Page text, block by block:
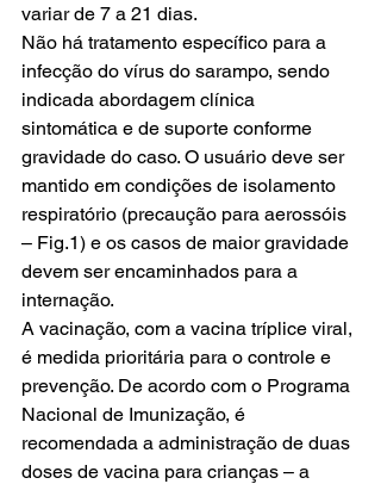
variar de 7 a 21 dias.
Não há tratamento específico para a
infecção do vírus do sarampo, sendo
indicada abordagem clínica
sintomática e de suporte conforme
gravidade do caso. O usuário deve ser
mantido em condições de isolamento
respiratório (precaução para aerossóis
– Fig.1) e os casos de maior gravidade
devem ser encaminhados para a
internação.
A vacinação, com a vacina tríplice viral,
é medida prioritária para o controle e
prevenção. De acordo com o Programa
Nacional de Imunização, é
recomendada a administração de duas
doses de vacina para crianças – a